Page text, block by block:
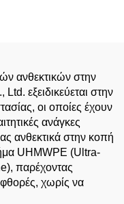
ανθεκτικών στην
εξειδικεύεται στην
οι οποίες έχουν
ανάγκες
ανθεκτικά στην κοπή
UHMWPE (Ultra-
παρέχοντας
χωρίς να